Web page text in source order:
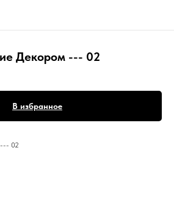
Декором --- 02
В избранное
02